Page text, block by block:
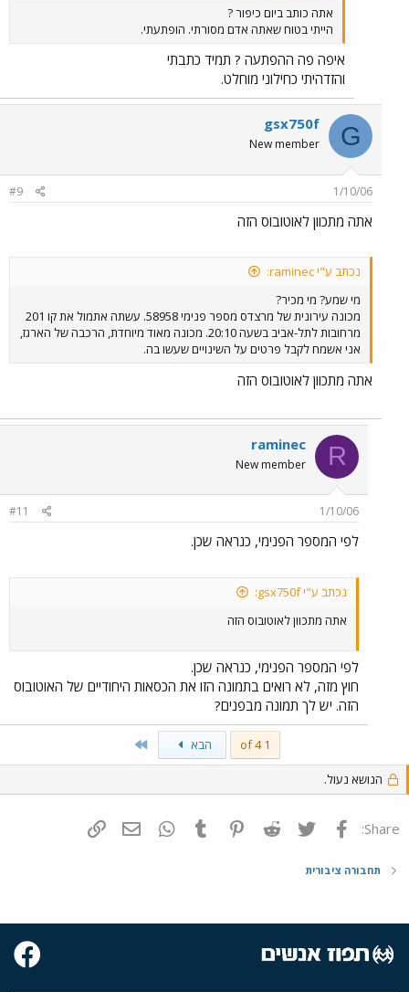
אתה כותב ביום כיפור ?
הייתי בטוח שאתה אדם מסורתי. הופתעתי.
איפה פה ההפתעה ? תמיד כתבתי
והזדהיתי כחילוני מוחלט.
G
gsx750f
New member
1/10/06
#9
אתה מתכוון לאוטובוס הזה
נכתב ע"י raminec:
מי שמע? מי מכיר?
מכונה עירונית של מרצדס מספר פנימי 58958. עשתה אתמול את קו 201
מרחובות לתל-אביב בשעה 20:10. מכונה מאוד מיוחדת, הרכבה של הארגז,
אני אשמח לקבל פרטים על השינויים שעשו בה.
אתה מתכוון לאוטובוס הזה
R
raminec
New member
1/10/06
#11
לפי המספר הפנימי, כנראה שכן.
נכתב ע"י gsx750f:
אתה מתכוון לאוטובוס הזה
לפי המספר הפנימי, כנראה שכן.
חוץ מזה, לא רואים בתמונה הזו את הכסאות היחודיים של האוטובוס
הזה. יש לך תמונה מבפנים?
1 of 4 הבא
הנושא נעול.
Share: פייסבוק Twitter
Reddit
Pinterest
Tumblr
WhatsAppדואר אלקטרוני
תחבורה ציבורית